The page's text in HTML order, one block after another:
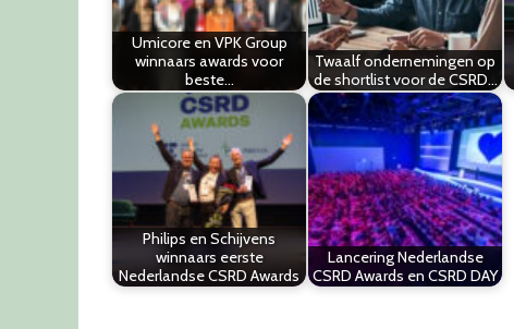
Umicore en VPK Group
winnaars awards voor
beste…
Twaalf ondernemingen op
de shortlist voor de CSRD…
Philips en Schijvens
winnaars eerste
Nederlandse CSRD Awards
Lancering Nederlandse
CSRD Awards en CSRD DAY